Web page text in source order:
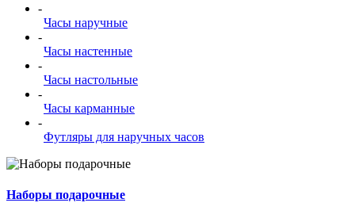
-
Часы наручные
-
Часы настенные
-
Часы настольные
-
Часы карманные
-
Футляры для наручных часов
Наборы подарочные